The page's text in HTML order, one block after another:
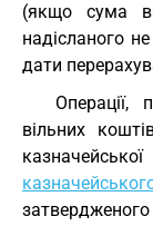
(якщо сума
надісланого
дати
Операції,
вільних